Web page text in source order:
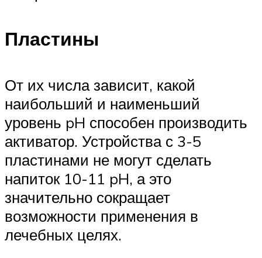
Пластины
От их числа зависит, какой
наибольший и наименьший
уровень pH способен производить
активатор. Устройства с 3-5
пластинами не могут сделать
напиток 10-11 pH, а это
значительно сокращает
возможности применения в
лечебных целях.